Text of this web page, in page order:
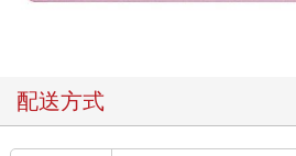
配送方式